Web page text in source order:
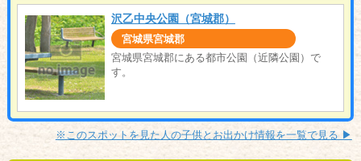
沢乙中央公園（宮城郡）
宮城県宮城郡
宮城県宮城郡にある都市公園（近隣公園）で
す。
※このスポットを見た人の子供とお出かけ情報を一覧で見る ▶︎